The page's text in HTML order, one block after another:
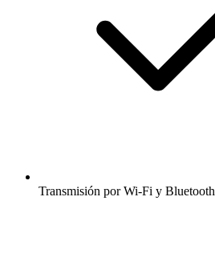
Transmisión por Wi-Fi y Bluetooth